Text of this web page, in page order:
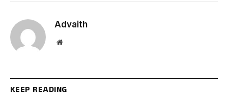
Advaith
Website
KEEP READING